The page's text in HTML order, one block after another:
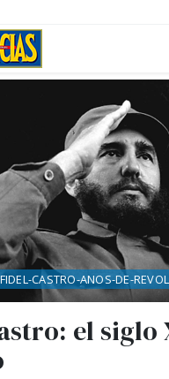
el siglo
FIDEL-CASTRO-ANOS-DE-